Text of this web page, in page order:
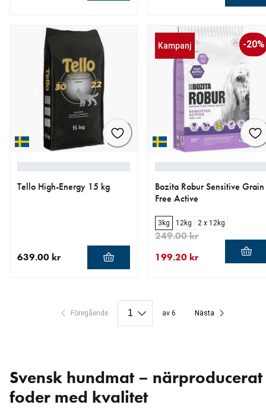
Tello High-Energy 15 kg
639.00 kr
Kampanj -20%
Bozita Robur Sensitive Grain
Free Active
3kg 12kg 2 x 12kg
199.20 kr
249.00 kr
Föregående av 6 Nästa
Svensk hundmat – närproducerat
foder med kvalitet